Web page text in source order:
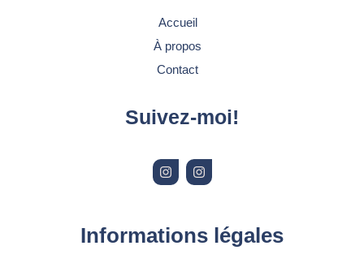
Accueil
À propos
Contact
Suivez-moi!
n
s
r
a
n
s
r
a
Informations légales